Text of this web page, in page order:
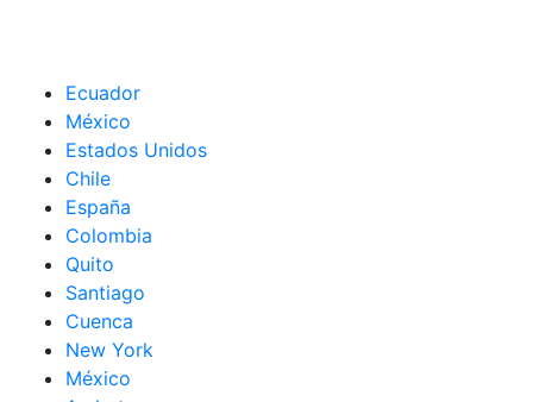
Ecuador
México
Estados Unidos
Chile
España
Colombia
Quito
Santiago
Cuenca
New York
México